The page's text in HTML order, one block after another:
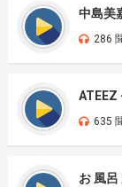
中島美
286
ATEEZ
635
お 風呂